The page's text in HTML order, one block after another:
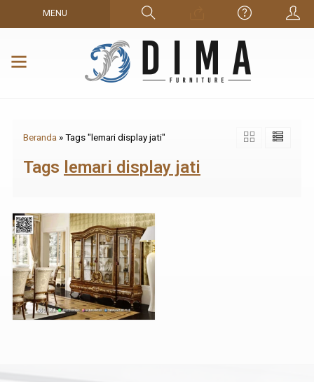
MENU
Beranda »Tags "lemari display jati"
Tags lemari display jati